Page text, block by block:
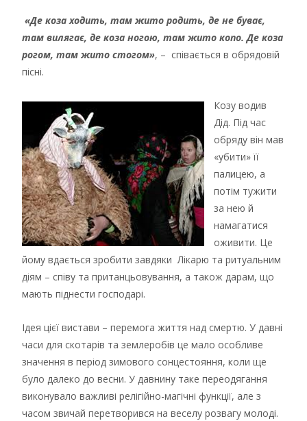
«Де коза ходить, там жито родить, де не буває,
там вилягає, де коза ногою, там жито копо. Де коза
рогом, там жито стогом», – співається в обрядовій
пісні.
Козу водив
Дід. Під час
обряду він мав
«убити» її
палицею, а
потім тужити
за нею й
намагатися
оживити. Це
йому вдається зробити завдяки Лікарю та ритуальним
діям – співу та пританцьовування, а також дарам, що
мають піднести господарі.
Ідея цієї вистави – перемога життя над смертю. У давні
часи для скотарів та землеробів це мало особливе
значення в період зимового сонцестояння, коли ще
було далеко до весни. У давнину таке переодягання
виконувало важливі релігійно-магічні функції, але з
часом звичай перетворився на веселу розвагу молоді.